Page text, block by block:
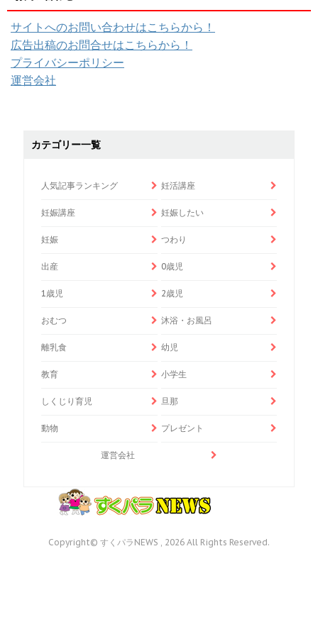
サイトへのお問い合わせはこちらから！
広告出稿のお問合せはこちらから！
プライバシーポリシー
運営会社
カテゴリー一覧
人気記事ランキング 妊活講座
妊娠講座 妊娠したい
妊娠 つわり
出産 0歳児
1歳児 2歳児
おむつ 沐浴・お風呂
離乳食 幼児
教育 小学生
しくじり育児 旦那
動物 プレゼント
運営会社
Copyright© すくパラNEWS , 2026 All Rights Reserved.